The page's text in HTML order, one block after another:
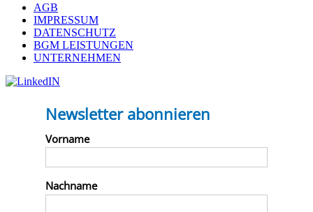
AGB
IMPRESSUM
DATENSCHUTZ
BGM LEISTUNGEN
UNTERNEHMEN
Newsletter abonnieren
Vorname
Nachname